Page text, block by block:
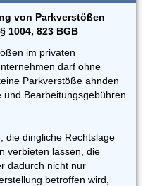
von Parkverstößen
1004, 823 BGB
im privaten
darf ohne
Parkverstöße ahnden
Bearbeitungsgebühren
die dingliche Rechtslage
verbieten lassen, die
dadurch nicht nur
betroffen wird,